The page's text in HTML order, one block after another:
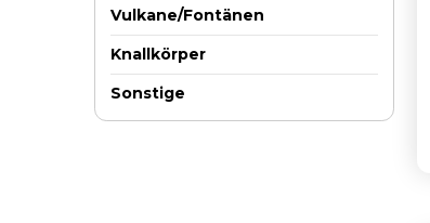
Vulkane/Fontänen
Knallkörper
Sonstige